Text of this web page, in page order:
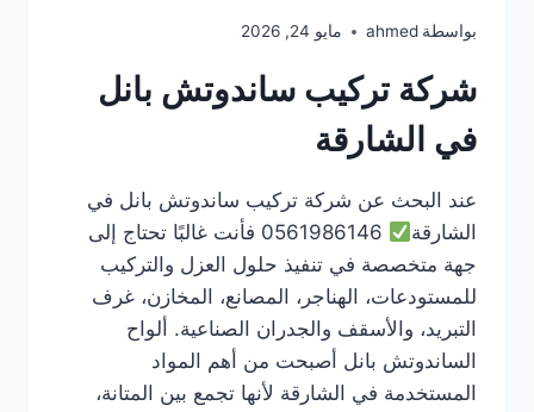
بواسطة ahmed مايو 24, 2026
شركة تركيب ساندوتش بانل
في الشارقة
عند البحث عن شركة تركيب ساندوتش بانل في
الشارقة
0561986146 فأنت غالبًا تحتاج إلى
جهة متخصصة في تنفيذ حلول العزل والتركيب
للمستودعات، الهناجر، المصانع، المخازن، غرف
التبريد، والأسقف والجدران الصناعية. ألواح
الساندوتش بانل أصبحت من أهم المواد
المستخدمة في الشارقة لأنها تجمع بين المتانة،